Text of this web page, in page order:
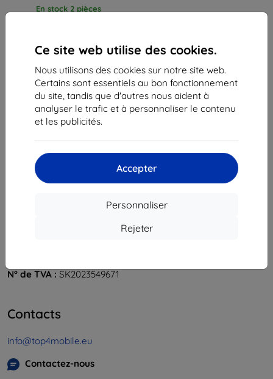
Ce site web utilise des cookies.
Nous utilisons des cookies sur notre site web.
Certains sont essentiels au bon fonctionnement
du site, tandis que d'autres nous aident à
analyser le trafic et à personnaliser le contenu
et les publicités.
Accepter
Personnaliser
Rejeter
En stock 2 pièces
du total3.
«
Ulica Rudolfa Mocka 3750/2A
N° de TVA : SK2023549671
Contacts
info@top4mobile.eu
Contactez-nous